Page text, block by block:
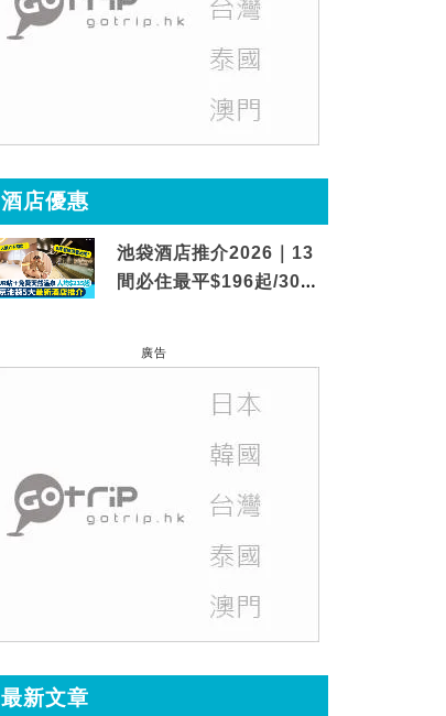
酒店優惠
池袋酒店推介2026｜13
間必住最平$196起/30秒
廣告
最新文章